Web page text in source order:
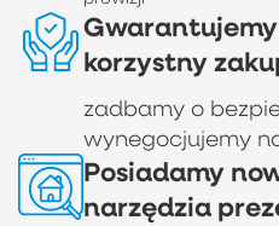
korzystny
zadbamy o
wynegocjujemy
Posiadamy
narzędzia